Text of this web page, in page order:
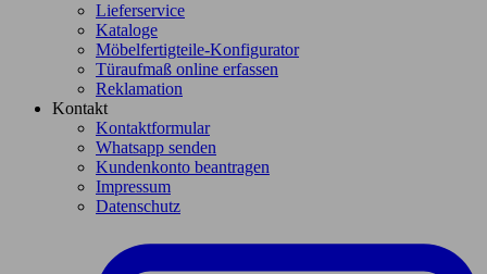
Lieferservice
Kataloge
Möbelfertigteile-Konfigurator
Türaufmaß online erfassen
Reklamation
Kontakt
Kontaktformular
Whatsapp senden
Kundenkonto beantragen
Impressum
Datenschutz